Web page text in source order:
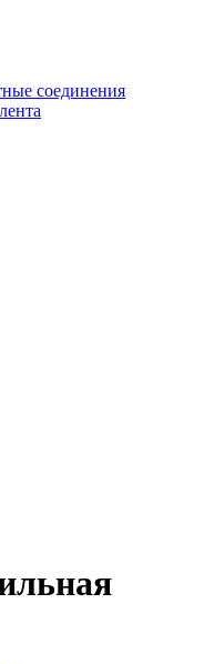
соединения